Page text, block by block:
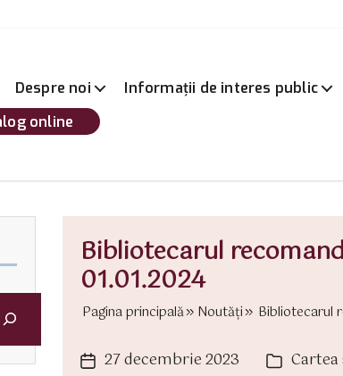
Despre noi Informații de interes public
online
Bibliotecarul
01.01.2024
Pagina principală Noutăți Bibliotecarul
Dată27 decembrie 2023 Categorii